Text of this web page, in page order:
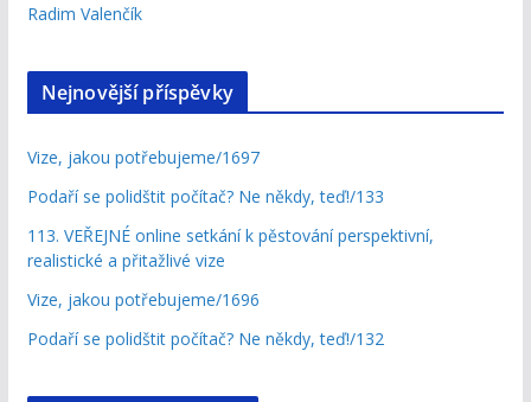
Radim Valenčík
Nejnovější příspěvky
Vize, jakou potřebujeme/1697
Podaří se polidštit počítač? Ne někdy, teď!/133
113. VEŘEJNÉ online setkání k pěstování perspektivní,
realistické a přitažlivé vize
Vize, jakou potřebujeme/1696
Podaří se polidštit počítač? Ne někdy, teď!/132